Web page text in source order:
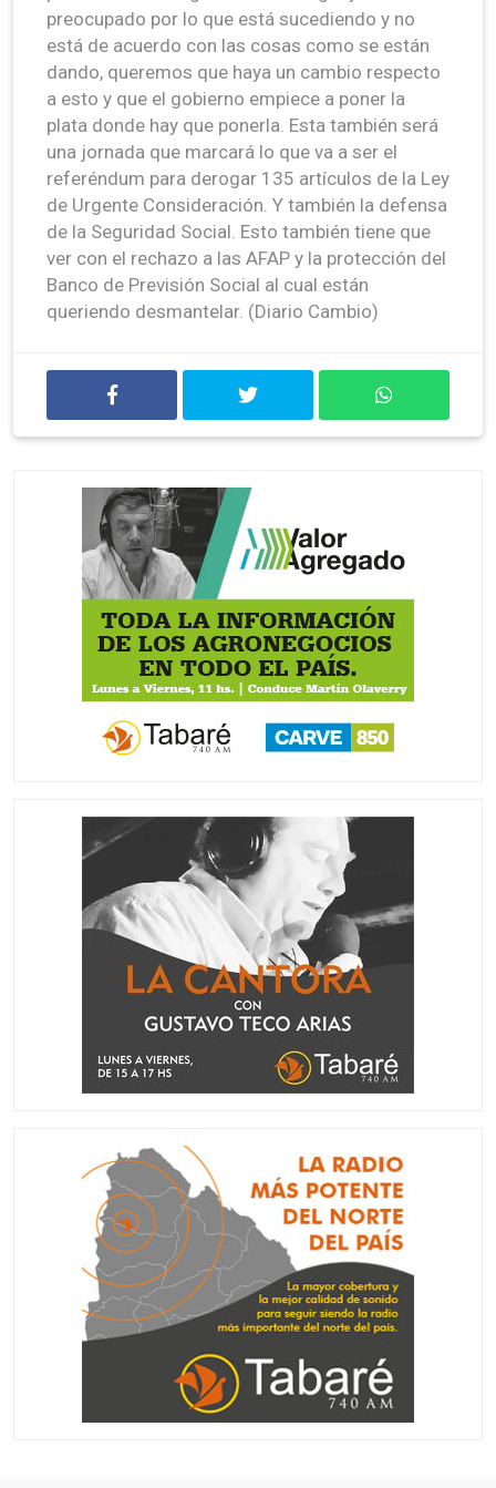
preocupado por lo que está sucediendo y no
está de acuerdo con las cosas como se están
dando, queremos que haya un cambio respecto
a esto y que el gobierno empiece a poner la
plata donde hay que ponerla. Esta también será
una jornada que marcará lo que va a ser el
referéndum para derogar 135 artículos de la Ley
de Urgente Consideración. Y también la defensa
de la Seguridad Social. Esto también tiene que
ver con el rechazo a las AFAP y la protección del
Banco de Previsión Social al cual están
queriendo desmantelar. (Diario Cambio)